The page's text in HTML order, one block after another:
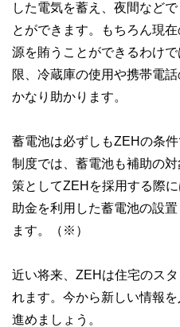
した電気を蓄え、夜間など
とができます。もちろん現
源を賄うことができるわけ
限、冷蔵庫の使用や携帯電
かなり助かります。
蓄電池は必ずしもZEHの条
制度では、蓄電池も補助の
策としてZEHを採用する際
助金を利用した蓄電池の設
ます。（※）
近い将来、ZEHは住宅のス
れます。今から新しい情報
進めましょう。